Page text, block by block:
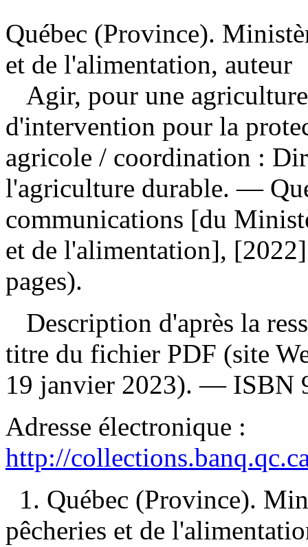
Québec (Province).
et de l'alimentation, auteur
Agir, pour une
d'intervention pour la
agricole / coordination :
l'agriculture durable. —
communications [du
et de l'alimentation],
pages).
Description d'après la
titre du fichier PDF (site
19 janvier 2023). — ISBN
Adresse électronique :
http://
1. Québec (Province).
pêcheries et de